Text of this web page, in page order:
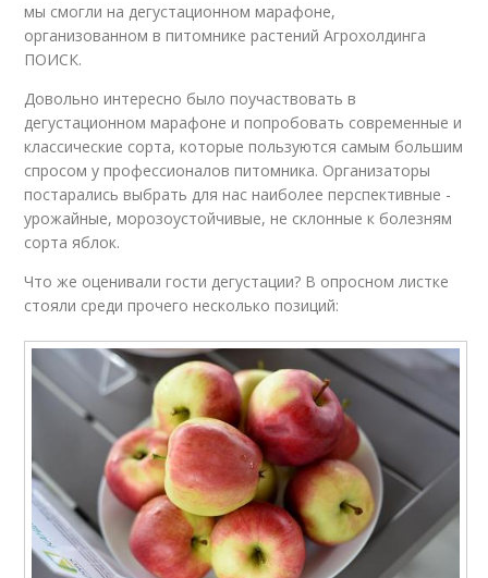
мы смогли на дегустационном марафоне,
организованном в питомнике растений Агрохолдинга
ПОИСК.
Довольно интересно было поучаствовать в
дегустационном марафоне и попробовать современные и
классические сорта, которые пользуются самым большим
спросом у профессионалов питомника. Организаторы
постарались выбрать для нас наиболее перспективные -
урожайные, морозоустойчивые, не склонные к болезням
сорта яблок.
Что же оценивали гости дегустации? В опросном листке
стояли среди прочего несколько позиций: